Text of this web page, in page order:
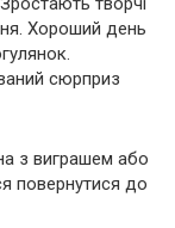
Хороший день
сюрприз
з виграшем або
повернутися до